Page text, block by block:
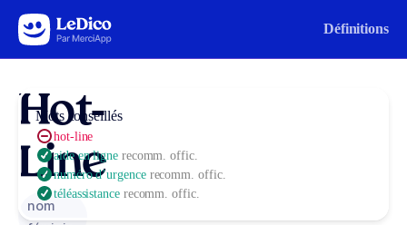
Aller au contenu Définitions
Hot-
Line
nom
Mots conseillés
hot-line
aide en ligne recomm. offic.
numéro d’urgence recomm. offic.
téléassistance recomm. offic.